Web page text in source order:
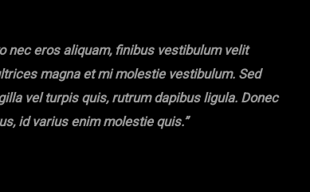
nec eros aliquam, finibus vestibulum velit
magna et mi molestie vestibulum. Sed
vel turpis quis, rutrum dapibus ligula. Donec
id varius enim molestie quis.”